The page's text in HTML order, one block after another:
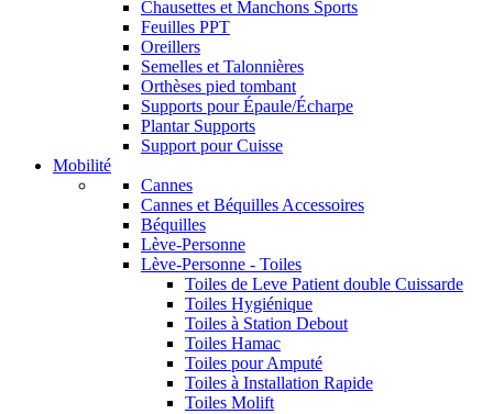
Chausettes et Manchons Sports
Feuilles PPT
Oreillers
Semelles et Talonnières
Orthèses pied tombant
Supports pour Épaule/Écharpe
Plantar Supports
Support pour Cuisse
Mobilité
Cannes
Cannes et Béquilles Accessoires
Béquilles
Lève-Personne
Lève-Personne - Toiles
Toiles de Leve Patient double Cuissarde
Toiles Hygiénique
Toiles à Station Debout
Toiles Hamac
Toiles pour Amputé
Toiles à Installation Rapide
Toiles Molift